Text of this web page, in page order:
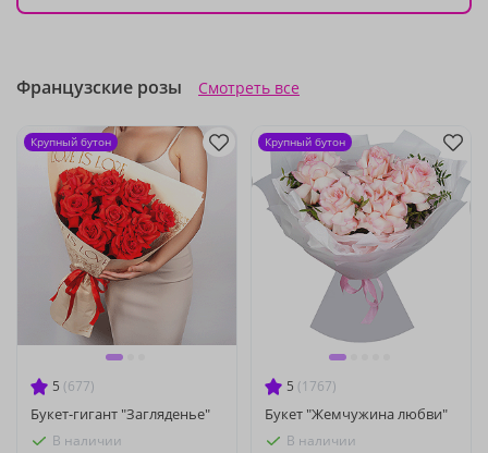
Французские розы Смотреть все
5 (677)
Букет-гигант "Загляденье"
В наличии
Крупный бутон
5 (1767)
Букет "Жемчужина любви"
В наличии
Крупный бутон